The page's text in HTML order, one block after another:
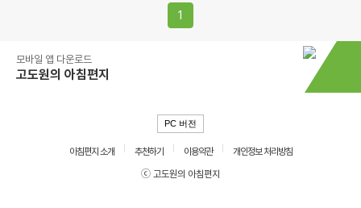
1
모바일 앱 다운로드
고도원의 아침편지
PC 버전
아침편지 소개 추천하기 이용약관
개인정보 처리방침
ⓒ 고도원의 아침편지